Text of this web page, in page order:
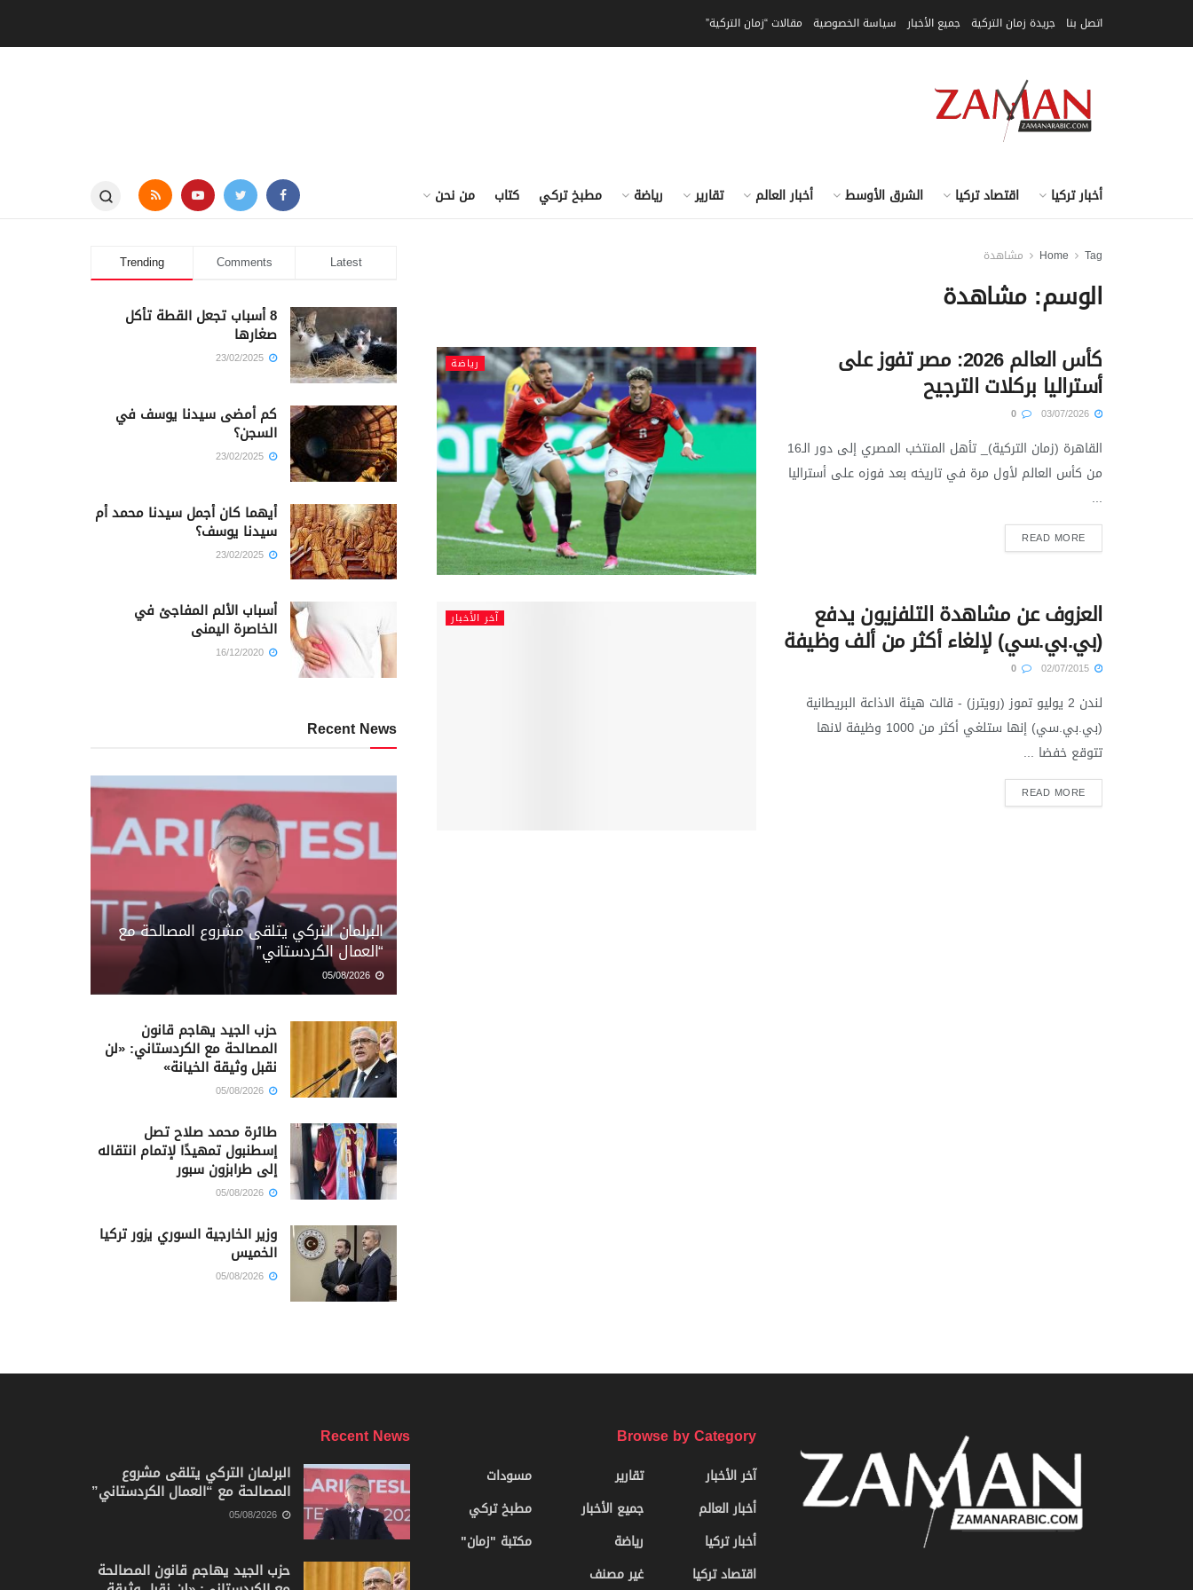
اتصل بنا جريدة زمان التركية جميع الأخبار سياسة الخصوصية مقالات “زمان التركية”
أخبار تركيا اقتصاد تركيا الشرق الأوسط أخبار العالم تقارير رياضة مطبخ تركي كتاب من نحن
Home Tag مشاهدة
الوسم:مشاهدة
رياضة كأس العالم 2026: مصر تفوز على
أستراليا بركلات الترجيح
القاهرة (زمان التركية)_ تأهل المنتخب المصري إلى دور الـ16
من كأس العالم لأول مرة في تاريخه بعد فوزه على أستراليا
...
READ MORE
آخر الأخبار العزوف عن مشاهدة التلفزيون يدفع
(بي.بي.سي) لإلغاء أكثر من ألف وظيفة
لندن 2 يوليو تموز (رويترز) - قالت هيئة الاذاعة البريطانية
(بي.بي.سي) إنها ستلغي أكثر من 1000 وظيفة لانها
تتوقع خفضا ...
READ MORE
Trending Comments Latest
8 أسباب تجعل القطة تأكل
صغارها
كم أمضى سيدنا يوسف في
السجن؟
أيهما كان أجمل سيدنا محمد أم
سيدنا يوسف؟
أسباب الألم المفاجئ في
الخاصرة اليمنى
Recent News
البرلمان التركي يتلقى مشروع المصالحة مع
“العمال الكردستاني”
حزب الجيد يهاجم قانون
المصالحة مع الكردستاني: «لن
نقبل وثيقة الخيانة»
طائرة محمد صلاح تصل
إسطنبول تمهيدًا لإتمام انتقاله
إلى طرابزون سبور
وزير الخارجية السوري يزور تركيا
الخميس
Browse by Category
آخر الأخبار
أخبار العالم
أخبار تركيا
اقتصاد تركيا
تقارير
جميع الأخبار
رياضة
غير مصنف
مسودات
مطبخ تركي
مكتبة "زمان"
Recent News
البرلمان التركي يتلقى مشروع
المصالحة مع “العمال الكردستاني”
حزب الجيد يهاجم قانون المصالحة